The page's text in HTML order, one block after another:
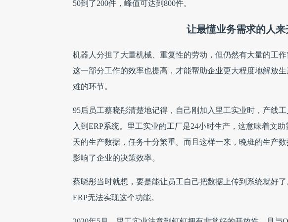
50到了200件，峰值可达到800件。
让最懂业务需求的人
机器人分担了大量机械、重复性的劳动，但仍然有大量的工
这一部分工作的效率也提高，才能帮助企业更大程度地解放
难的环节。
95后员工蔡晓彤清楚地记得，自己刚加入里工实业时，产线
入到ERP系统。里工实业的工厂是24小时生产，这意味着文
天的生产数据，任务十分繁重。而且这样一来，晚班的生产
影响了企业的决策效率。
蔡晓彤当时就想，要是能让员工自己把数据上传到系统就好
ERP无法实现这个功能。